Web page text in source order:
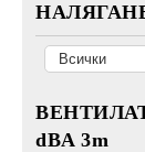
dBA 3m